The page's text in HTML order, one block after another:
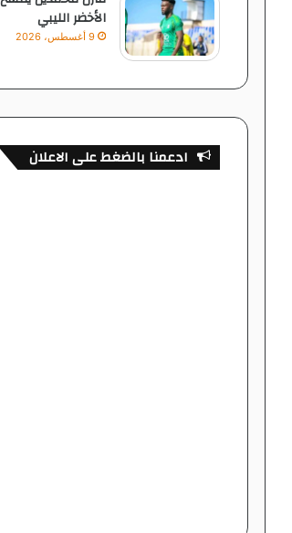
الأخضر الليبي
9 أغسطس، 2026
ادعمنا بالضغط على الاعلان